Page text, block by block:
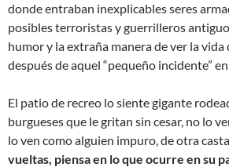
donde entraban inexplicables seres
posibles terroristas y guerrilleros
humor y la extraña manera de ver la vida
después de aquel “pequeño incidente”
El patio de recreo lo siente gigante
burgueses que le gritan sin cesar, no lo
lo ven como alguien impuro, de otra
vueltas, piensa en lo que ocurre en su